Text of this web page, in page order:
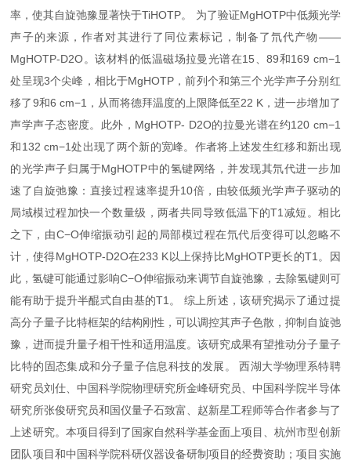
率，使其自旋弛豫显著快于TiHOTP。 为了验证MgHOTP中低频光学
声子的来源，作者对其进行了同位素标记，制备了氘代产物——
MgHOTP-D2O。该材料的低温磁场拉曼光谱在15、89和169 cm−1
处呈现3个尖峰，相比于MgHOTP，前列个和第三个光学声子分别红
移了9和6 cm−1，从而将德拜温度的上限降低至22 K，进一步增加了
声学声子态密度。此外，MgHOTP- D2O的拉曼光谱在约120 cm−1
和132 cm−1处出现了两个新的宽峰。作者将上述发生红移和新出现
的光学声子归属于MgHOTP中的氢键网络，并发现其氘代进一步加
速了自旋弛豫：直接过程速率提升10倍，由较低频光学声子驱动的
局域模过程加快一个数量级，两者共同导致低温下的T1减短。相比
之下，由C−O伸缩振动引起的局部模过程在氘代后变得可以忽略不
计，使得MgHOTP-D2O在233 K以上保持比MgHOTP更长的T1。因
此，氢键可能通过影响C−O伸缩振动来调节自旋弛豫，去除氢键则可
能有助于提升半醌式自由基的T1。 综上所述，该研究揭示了通过提
高分子量子比特框架的结构刚性，可以调控其声子色散，抑制自旋弛
豫，进而提升量子相干性和适用温度。该研究成果有望推动分子量子
比特的固态集成和分子量子信息科技的发展。 西湖大学物理系特聘
研究员刘仕、中国科学院物理研究所金峰研究员、中国科学院半导体
研究所张俊研究员和国仪量子石致富、赵新星工程师等合作者参与了
上述研究。本项目得到了国家自然科学基金面上项目、杭州市型创新
团队项目和中国科学院科研仪器设备研制项目的经费资助；项目实施